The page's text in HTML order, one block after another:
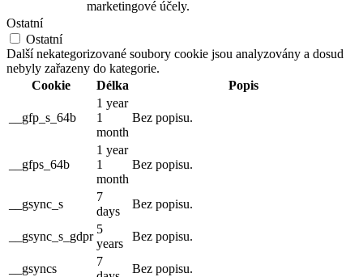
marketingové účely.
Ostatní
Ostatní
Další nekategorizované soubory cookie jsou analyzovány a dosud
nebyly zařazeny do kategorie.
Cookie
Délka Popis
__gfp_s_64b
1 year
1
month
Bez popisu.
__gfps_64b
1 year
1
month
Bez popisu.
__gsync_s
7
days
Bez popisu.
__gsync_s_gdpr
5
years
Bez popisu.
__gsyncs
7
Bez popisu.